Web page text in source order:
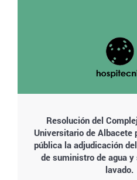
Resolución del
Universitario de Albacete
pública la adjudicación
de suministro de agua
lavado.